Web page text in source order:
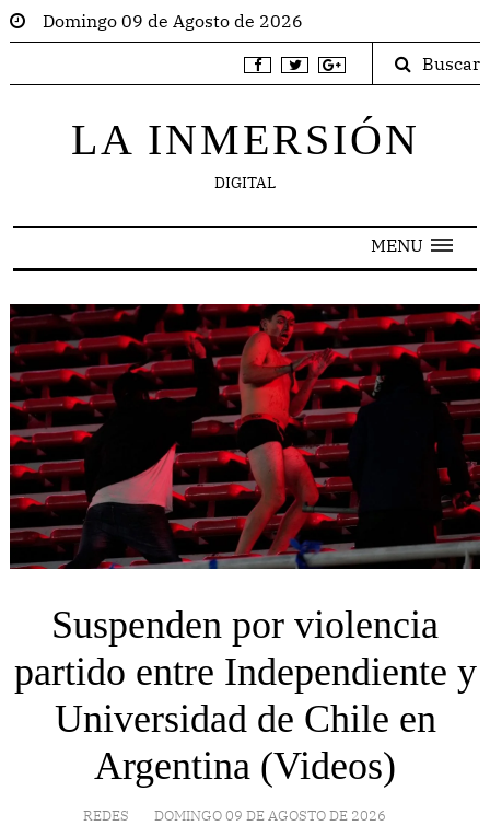
Domingo 09 de Agosto de 2026
Buscar
LA INMERSIÓN
DIGITAL
MENU
Suspenden por violencia
partido entre Independiente y
Universidad de Chile en
Argentina (Videos)
REDES DOMINGO 09 DE AGOSTO DE 2026